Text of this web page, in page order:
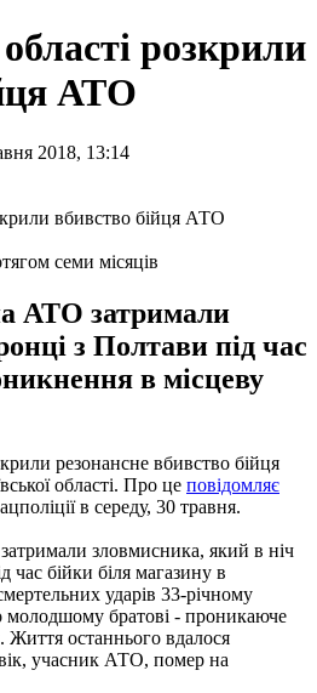
розкрили
АТО
2018, 13:14
семи місяців
АТО затримали
з Полтави під час
в місцеву
резонансне вбивство бійця
області. Про це повідомляє
в середу, 30 травня.
зловмисника, який в ніч
час бійки біля магазину в
ударів 33-річному
братові - проникаюче
останнього вдалося
учасник АТО, помер на